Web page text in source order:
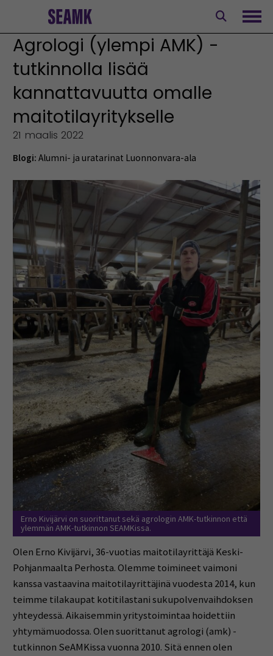
Agrologi (ylempi AMK) -
tutkinnolla lisää
kannattavuutta omalle
maitotilayritykselle
21 maalis 2022
Blogi: Alumni- ja uratarinat Luonnonvara-ala
Erno Kivijärvi on suorittanut sekä agrologin AMK-tutkinnon että
ylemmän AMK-tutkinnon SEAMKissa.
Olen Erno Kivijärvi, 36-vuotias maitotilayrittäjä Keski-
Pohjanmaalta Perhosta. Olemme toimineet vaimoni
kanssa vastaavina maitotilayrittäjinä vuodesta 2014, kun
teimme tilakaupat kotitilastani sukupolvenvaihdoksen
yhteydessä. Aikaisemmin yritystoimintaa hoidettiin
yhtymämuodossa. Olen suorittanut agrologi (amk) -
tutkinnon SeAMKissa vuonna 2010. Sitä ennen olen